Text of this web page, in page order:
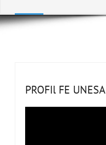
PROFIl FE UNESA